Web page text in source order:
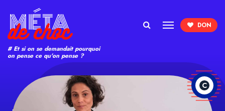
# Et si on se demandait pourquoi
on pense ce qu'on pense ?
C